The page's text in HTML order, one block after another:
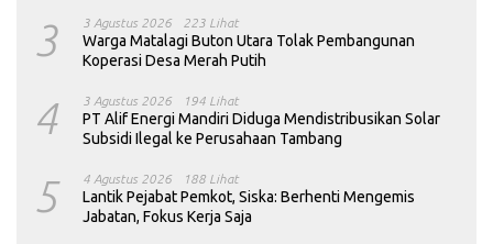
3 3 Agustus 2026 223 Lihat
Warga Matalagi Buton Utara Tolak Pembangunan
Koperasi Desa Merah Putih
4 3 Agustus 2026 194 Lihat
PT Alif Energi Mandiri Diduga Mendistribusikan Solar
Subsidi Ilegal ke Perusahaan Tambang
5 4 Agustus 2026 188 Lihat
Lantik Pejabat Pemkot, Siska: Berhenti Mengemis
Jabatan, Fokus Kerja Saja